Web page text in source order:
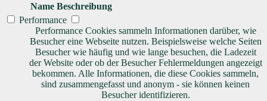
Name Beschreibung
Performance
Performance Cookies sammeln Informationen darüber, wie
Besucher eine Webseite nutzen. Beispielsweise welche Seiten
Besucher wie häufig und wie lange besuchen, die Ladezeit
der Website oder ob der Besucher Fehlermeldungen angezeigt
bekommen. Alle Informationen, die diese Cookies sammeln,
sind zusammengefasst und anonym - sie können keinen
Besucher identifizieren.